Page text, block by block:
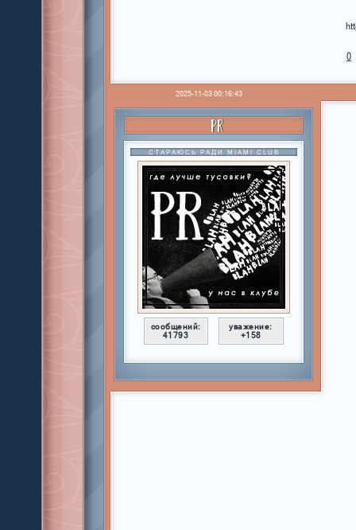
0
2025-11-03 00:16:43
PR
СТАРАЮСЬ РАДИ MIAMI CLUB
сообщений:
41793
уважение:
+158